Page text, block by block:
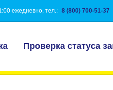
ежедневно, тел.: 8 (800) 700-51-37
Проверка статуса